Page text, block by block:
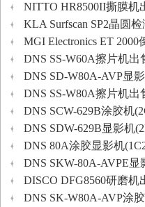
NITTO HR8500II撕膜机
KLA Surfscan SP2晶圆
MGI Electronics ET 2000
DNS SS-W60A擦片机出
DNS SD-W80A-AVP显
DNS SS-W80A擦片机出
DNS SCW-629B涂胶机
DNS SDW-629B显影机
DNS 80A涂胶显影机
DNS SKW-80A-AVPE显
DISCO DFG8560研磨机
DNS SK-W80A-AVP涂